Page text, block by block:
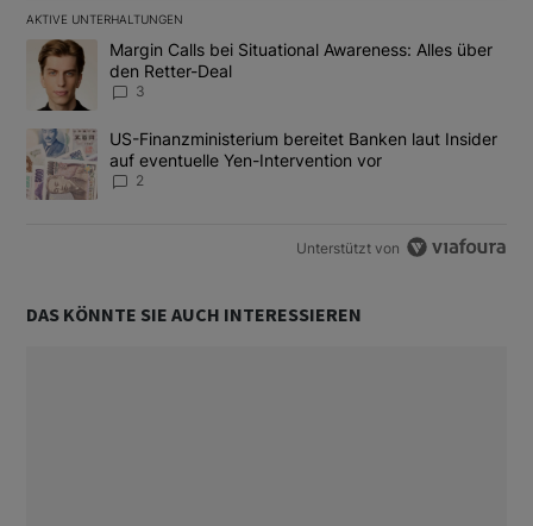
AKTIVE UNTERHALTUNGEN
Das Folgende ist eine Liste der am meisten kommentierten
Ein Trendartikel mit dem Titel "Margin Calls bei Situational
Margin Calls bei Situational Awareness: Alles über
den Retter-Deal
3
Ein Trendartikel mit dem Titel "US-Finanzministerium bereitet
US-Finanzministerium bereitet Banken laut Insider
auf eventuelle Yen-Intervention vor
2
Unterstützt von
DAS KÖNNTE SIE AUCH INTERESSIEREN